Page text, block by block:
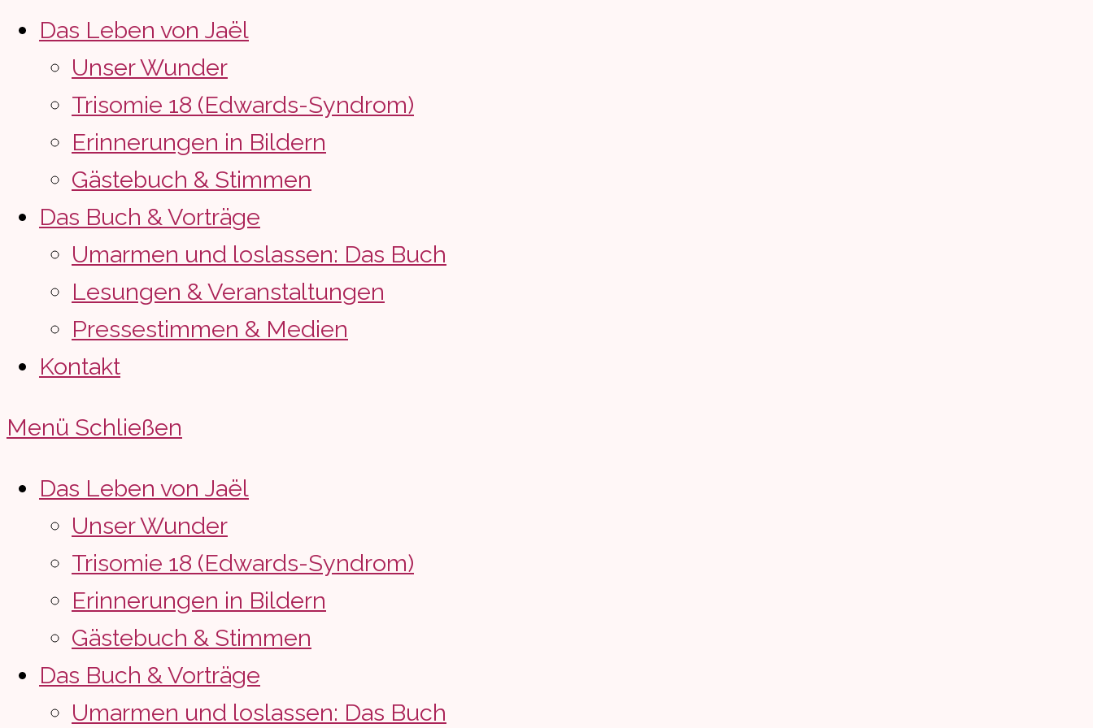
Das Leben von Jaël
Unser Wunder
Trisomie 18 (Edwards-Syndrom)
Erinnerungen in Bildern
Gästebuch & Stimmen
Das Buch & Vorträge
Umarmen und loslassen: Das Buch
Lesungen & Veranstaltungen
Pressestimmen & Medien
Kontakt
Menü Schließen
Das Leben von Jaël
Unser Wunder
Trisomie 18 (Edwards-Syndrom)
Erinnerungen in Bildern
Gästebuch & Stimmen
Das Buch & Vorträge
Umarmen und loslassen: Das Buch